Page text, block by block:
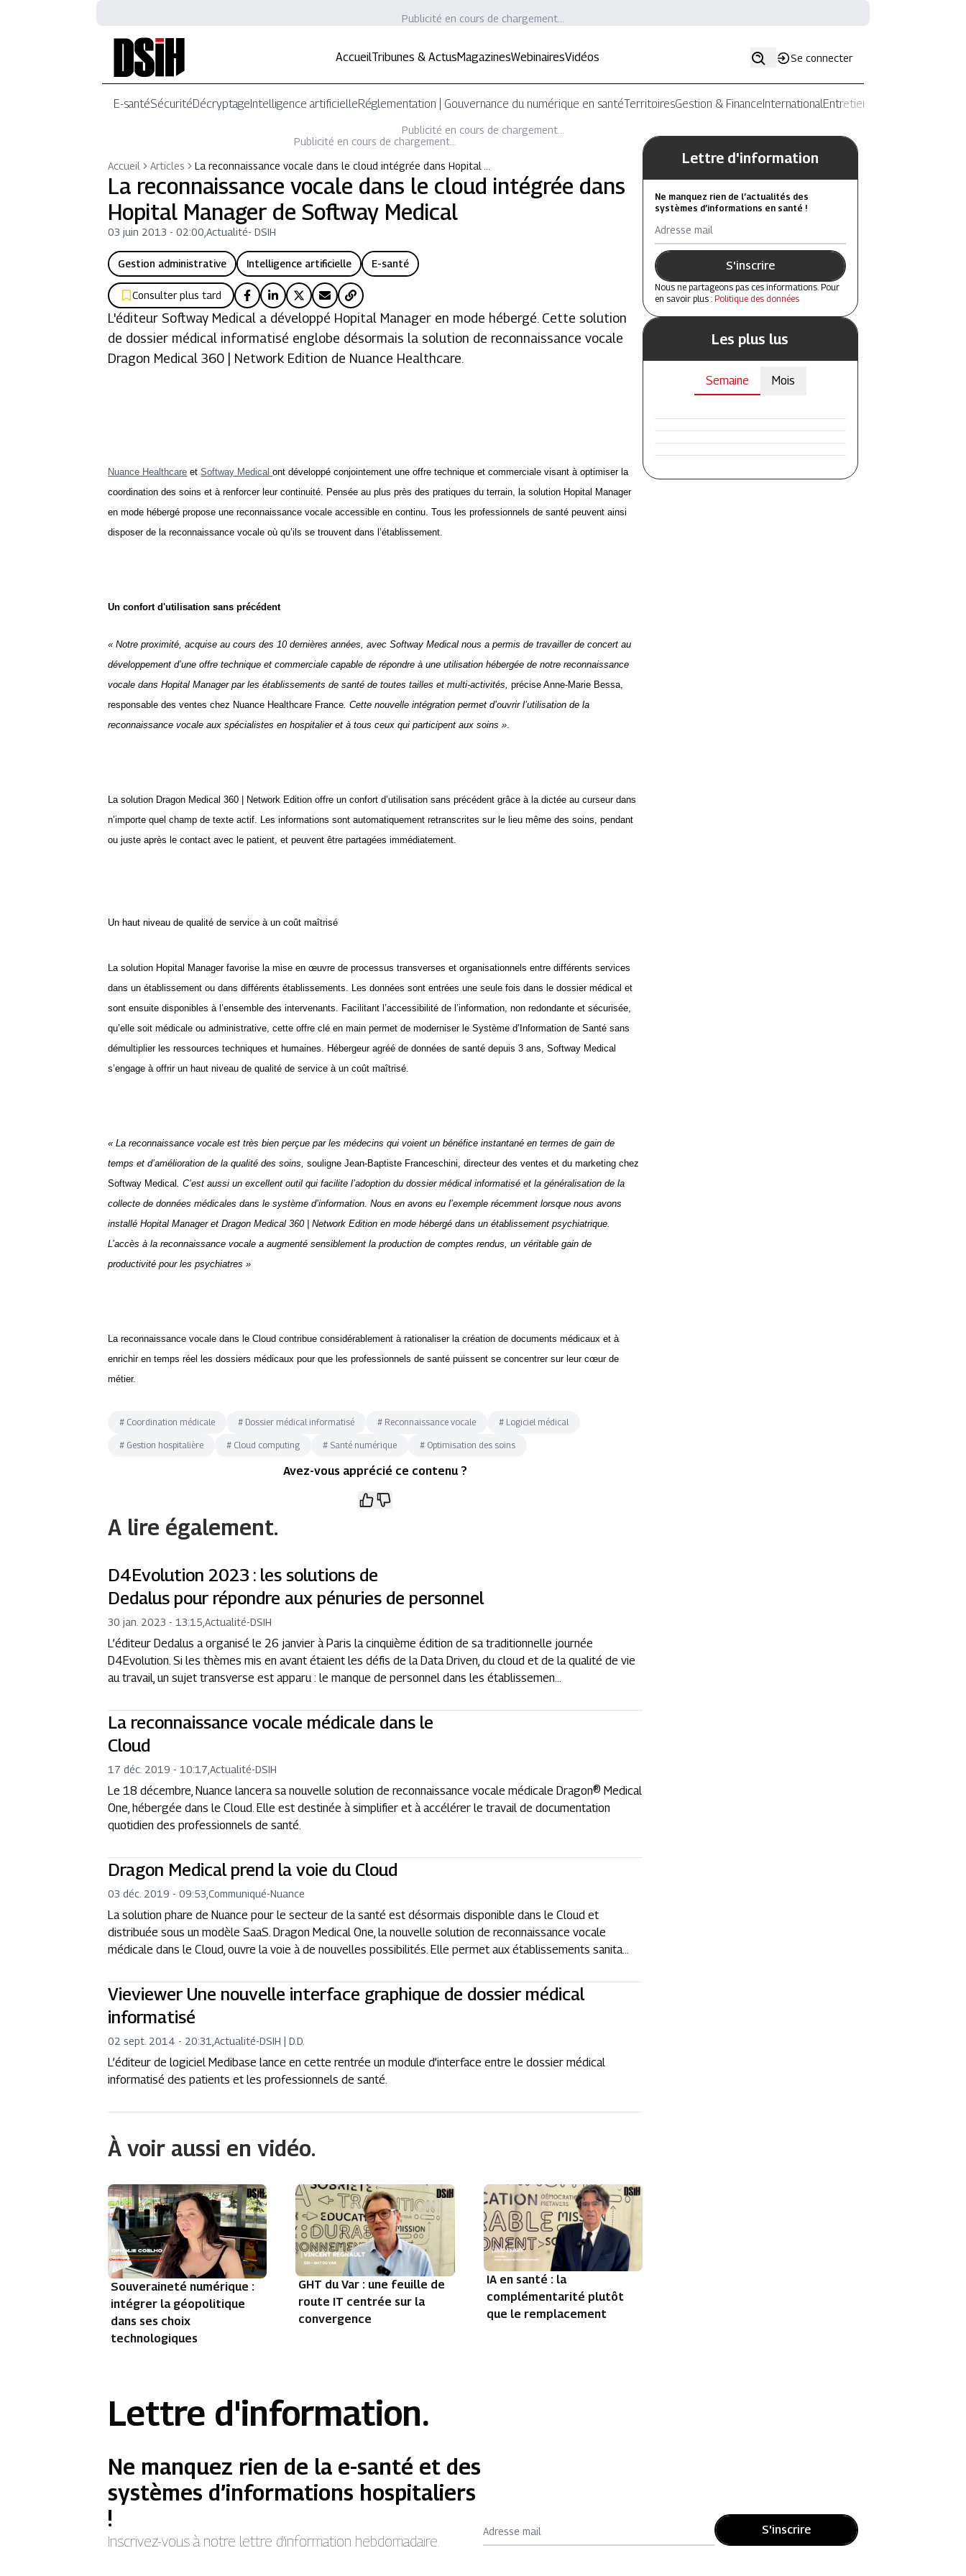
Publicité en cours de chargement...
AccueilTribunes & ActusMagazinesWebinairesVidéos Se connecter
E-santéSécuritéDécryptageIntelligence artificielleRéglementation | Gouvernance du numérique en santéTerritoiresGestion & FinanceInternationalEntretiens
Publicité en cours de chargement...
Publicité en cours de chargement...
Accueil
Articles La reconnaissance vocale dans le cloud intégrée dans Hopital …
La reconnaissance vocale dans le cloud intégrée dans
Hopital Manager de Softway Medical
03 juin 2013 - 02:00 ,Actualité-DSIH
Gestion administrative Intelligence artificielle E-santé
Consulter plus tard
L'éditeur Softway Medical a développé Hopital Manager en mode hébergé. Cette solution
de dossier médical informatisé englobe désormais la solution de reconnaissance vocale
Dragon Medical 360 | Network Edition de Nuance Healthcare.
Nuance Healthcare etSoftway Medicalont développé conjointement une offre technique et commerciale visant à optimiser la
coordination des soins et à renforcer leur continuité. Pensée au plus près des pratiques du terrain, la solution Hopital Manager
en mode hébergé propose une reconnaissance vocale accessible en continu. Tous les professionnels de santé peuvent ainsi
disposer de la reconnaissance vocale où qu’ils se trouvent dans l’établissement.
Un confort d'utilisation sans précédent
« Notre proximité, acquise au cours des 10 dernières années, avec Softway Medical nous a permis de travailler de concert au
développement d’une offre technique et commerciale capable de répondre à une utilisation hébergée de notre reconnaissance
vocale dans Hopital Manager par les établissements de santé de toutes tailles et multi-activités,précise Anne-Marie Bessa,
responsable des ventes chez Nuance Healthcare France. Cette nouvelle intégration permet d’ouvrir l’utilisation de la
reconnaissance vocale aux spécialistes en hospitalier et à tous ceux qui participent aux soins ».
La solution Dragon Medical 360 | Network Edition offre un confort d’utilisation sans précédent grâce à la dictée au curseur dans
n’importe quel champ de texte actif. Les informations sont automatiquement retranscrites sur le lieu même des soins, pendant
ou juste après le contact avec le patient, et peuvent être partagées immédiatement.
Un haut niveau de qualité de service à un coût maîtrisé
La solution Hopital Manager favorise la mise en œuvre de processus transverses et organisationnels entre différents services
dans un établissement ou dans différents établissements. Les données sont entrées une seule fois dans le dossier médical et
sont ensuite disponibles à l’ensemble des intervenants. Facilitant l’accessibilité de l’information, non redondante et sécurisée,
qu’elle soit médicale ou administrative, cette offre clé en main permet de moderniser le Système d’Information de Santé sans
démultiplier les ressources techniques et humaines. Hébergeur agréé de données de santé depuis 3 ans, Softway Medical
s’engage à offrir un haut niveau de qualité de service à un coût maîtrisé.
« La reconnaissance vocale est très bien perçue par les médecins qui voient un bénéfice instantané en termes de gain de
temps et d’amélioration de la qualité des soins,souligne Jean-Baptiste Franceschini, directeur des ventes et du marketing chez
Softway Medical. C’est aussi un excellent outil qui facilite l’adoption du dossier médical informatisé et la généralisation de la
collecte de données médicales dans le système d’information. Nous en avons eu l’exemple récemment lorsque nous avons
installé Hopital Manager et Dragon Medical 360 | Network Edition en mode hébergé dans un établissement psychiatrique.
L’accès à la reconnaissance vocale a augmenté sensiblement la production de comptes rendus, un véritable gain de
productivité pour les psychiatres »
La reconnaissance vocale dans le Cloud contribue considérablement à rationaliser la création de documents médicaux et à
enrichir en temps réel les dossiers médicaux pour que les professionnels de santé puissent se concentrer sur leur cœur de
métier.
# Coordination médicale # Dossier médical informatisé # Reconnaissance vocale # Logiciel médical
# Gestion hospitalière # Cloud computing # Santé numérique # Optimisation des soins
Avez-vous apprécié ce contenu ?
A lire également.
D4Evolution 2023 : les solutions de
Dedalus pour répondre aux pénuries de personnel
30 jan. 2023 - 13:15 ,Actualité-DSIH
L’éditeur Dedalus a organisé le 26 janvier à Paris la cinquième édition de sa traditionnelle journée
D4Evolution. Si les thèmes mis en avant étaient les défis de la Data Driven, du cloud et de la qualité de vie
au travail, un sujet transverse est apparu : le manque de personnel dans les établissemen...
La reconnaissance vocale médicale dans le
Cloud
17 déc. 2019 - 10:17 ,Actualité-DSIH
Le 18 décembre, Nuance lancera sa nouvelle solution de reconnaissance vocale médicale Dragon® Medical
One, hébergée dans le Cloud. Elle est destinée à simplifier et à accélérer le travail de documentation
quotidien des professionnels de santé.
Dragon Medical prend la voie du Cloud
03 déc. 2019 - 09:53 ,Communiqué-Nuance
La solution phare de Nuance pour le secteur de la santé est désormais disponible dans le Cloud et
distribuée sous un modèle SaaS. Dragon Medical One, la nouvelle solution de reconnaissance vocale
médicale dans le Cloud, ouvre la voie à de nouvelles possibilités. Elle permet aux établissements sanita...
Vieviewer Une nouvelle interface graphique de dossier médical
informatisé
02 sept. 2014 - 20:31 ,Actualité-DSIH | D.D.
L’éditeur de logiciel Medibase lance en cette rentrée un module d’interface entre le dossier médical
informatisé des patients et les professionnels de santé.
À voir aussi en vidéo.
Souveraineté numérique :
intégrer la géopolitique
dans ses choix
technologiques
GHT du Var : une feuille de
route IT centrée sur la
convergence
IA en santé : la
complémentarité plutôt
que le remplacement
Lettre d'information
Ne manquez rien de l’actualités des
systèmes d’informations en santé !
Adresse mail
S'inscrire
Nous ne partageons pas ces informations. Pour
en savoir plus : Politique des données
Les plus lus
Semaine Mois
Lettre d'information.
Ne manquez rien de la e-santé et des
systèmes d’informations hospitaliers
!
Inscrivez-vous à notre lettre d’information hebdomadaire.
Adresse mail S'inscrire